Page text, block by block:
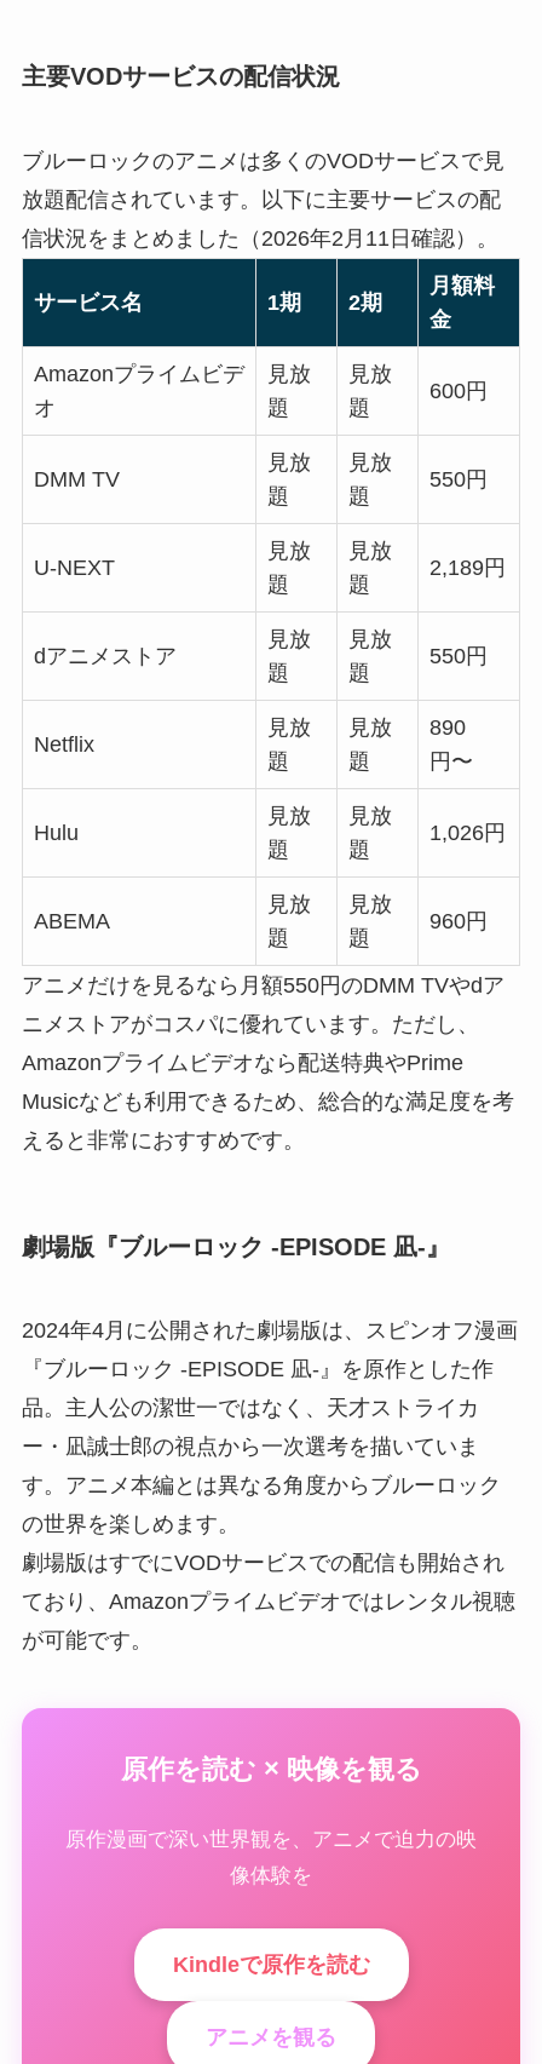
主要VODサービスの配信状況
ブルーロックのアニメは多くのVODサービスで見
放題配信されています。以下に主要サービスの配
信状況をまとめました（2026年2月11日確認）。
サービス名 1期 2期
月額料
金
Amazonプライムビデ
オ
見放
題
見放
題
600円
DMM TV
見放
題
見放
題
550円
U-NEXT
見放
題
見放
題
2,189円
dアニメストア
見放
題
見放
題
550円
Netflix
見放
題
見放
題
890
円〜
Hulu
見放
題
見放
題
1,026円
ABEMA
見放
題
見放
題
960円
アニメだけを見るなら月額550円のDMM TVやdア
ニメストアがコスパに優れています。ただし、
Amazonプライムビデオなら配送特典やPrime
Musicなども利用できるため、総合的な満足度を考
えると非常におすすめです。
劇場版『ブルーロック -EPISODE 凪-』
2024年4月に公開された劇場版は、スピンオフ漫画
『ブルーロック -EPISODE 凪-』を原作とした作
品。主人公の潔世一ではなく、天才ストライカ
ー・凪誠士郎の視点から一次選考を描いていま
す。アニメ本編とは異なる角度からブルーロック
の世界を楽しめます。
劇場版はすでにVODサービスでの配信も開始され
ており、Amazonプライムビデオではレンタル視聴
が可能です。
原作を読む × 映像を観る
原作漫画で深い世界観を、アニメで迫力の映
像体験を
Kindleで原作を読む
アニメを観る